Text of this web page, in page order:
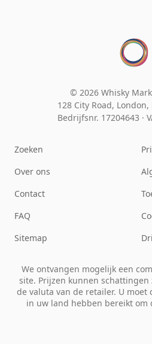
© 2026 Whisky
128 City Road, London,
Bedrijfsnr. 17204643 ·
Zoeken
Over ons
Contact
FAQ
Sitemap
We ontvangen mogelijk een
site. Prijzen kunnen
de valuta van de retailer. U
in uw land hebben bereikt om